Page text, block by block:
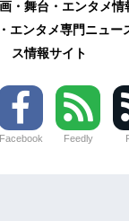
・舞台・エンタメ情
エンタメ専門ニュー
ス情報サイト
Facebook Feedly